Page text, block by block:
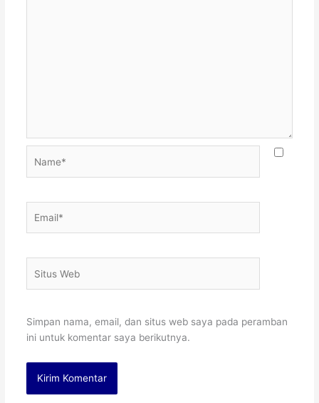
Web
Simpan nama, email, dan situs web saya pada peramban
ini untuk komentar saya berikutnya.